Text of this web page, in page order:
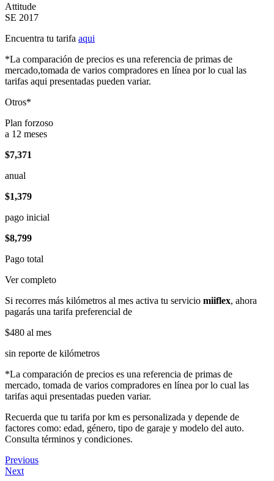
Attitude
SE 2017
Encuentra tu tarifa aqui
*La comparación de precios es una referencia de primas de
mercado,tomada de varios compradores en línea por lo cual las
tarifas aqui presentadas pueden variar.
Otros*
Plan forzoso
a 12 meses
$7,371
anual
$1,379
pago inicial
$8,799
Pago total
Ver completo
Si recorres más kilómetros al mes activa tu servicio miiflex, ahora
pagarás una tarifa preferencial de
$480 al mes
sin reporte de kilómetros
*La comparación de precios es una referencia de primas de
mercado, tomada de varios compradores en línea por lo cual las
tarifas aqui presentadas pueden variar.
Recuerda que tu tarifa por km es personalizada y depende de
factores como: edad, género, tipo de garaje y modelo del auto.
Consulta términos y condiciones.
Previous
Next